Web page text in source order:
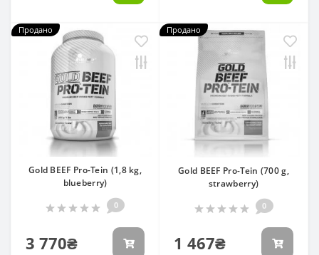
Продано
Gold BEEF Pro-Tein (1,8 kg,
blueberry)
0
3 770₴
Продано
Gold BEEF Pro-Tein (700 g,
strawberry)
0
1 467₴